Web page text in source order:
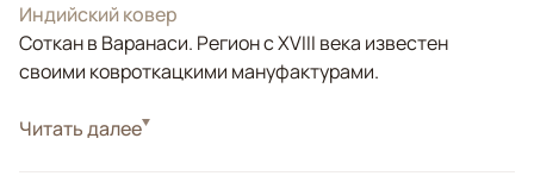
Индийский ковер
Соткан в Варанаси. Регион с XVIII века известен
своими ковроткацкими мануфактурами.
СтильСовременные
Читать далее